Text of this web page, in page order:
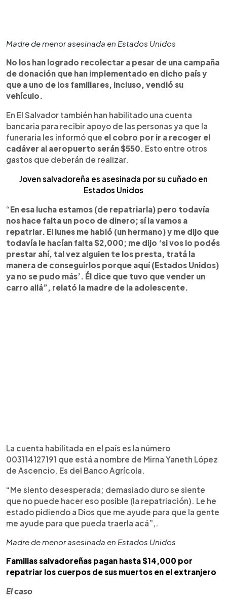
Madre de menor asesinada en Estados Unidos
No los han logrado recolectar a pesar de una campaña
de donación que han implementado en dicho país y
que a uno de los familiares, incluso, vendió su
vehículo.
En El Salvador también han habilitado una cuenta
bancaria para recibir apoyo de las personas ya que la
funeraria les informó que el cobro por ir a recoger el
cadáver al aeropuerto serán $550. Esto entre otros
gastos que deberán de realizar.
Joven salvadoreña es asesinada por su cuñado en
Estados Unidos
“En esa lucha estamos (de repatriarla) pero todavía
nos hace falta un poco de dinero; sí la vamos a
repatriar. El lunes me habló (un hermano) y me dijo que
todavía le hacían falta $2,000; me dijo ‘si vos lo podés
prestar ahí, tal vez alguien te los presta, tratá la
manera de conseguirlos porque aquí (Estados Unidos)
ya no se pudo más’. Él dice que tuvo que vender un
carro allá”, relató la madre de la adolescente.
La cuenta habilitada en el país es la número
003114127191 que está a nombre de Mirna Yaneth López
de Ascencio. Es del Banco Agrícola.
“Me siento desesperada; demasiado duro se siente
que no puede hacer eso posible (la repatriación). Le he
estado pidiendo a Dios que me ayude para que la gente
me ayude para que pueda traerla acá”,.
Madre de menor asesinada en Estados Unidos
Familias salvadoreñas pagan hasta $14,000 por
repatriar los cuerpos de sus muertos en el extranjero
El caso